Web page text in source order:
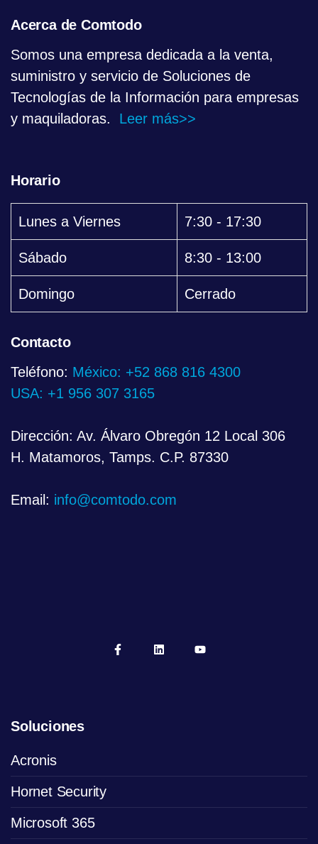
Acerca de Comtodo
Somos una empresa dedicada a la venta,
suministro y servicio de Soluciones de
Tecnologías de la Información para empresas
y maquiladoras. Leer más>>
Horario
Lunes a Viernes 7:30 - 17:30
Sábado 8:30 - 13:00
Domingo Cerrado
Contacto
Teléfono: México: +52 868 816 4300
USA: +1 956 307 3165
Dirección: Av. Álvaro Obregón 12 Local 306
H. Matamoros, Tamps. C.P. 87330
Email: info@comtodo.com
Soluciones
Acronis
Hornet Security
Microsoft 365